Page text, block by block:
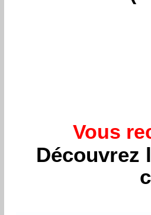
Vous
Découvrez